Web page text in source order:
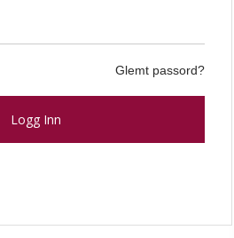
Glemt passord?
Logg Inn